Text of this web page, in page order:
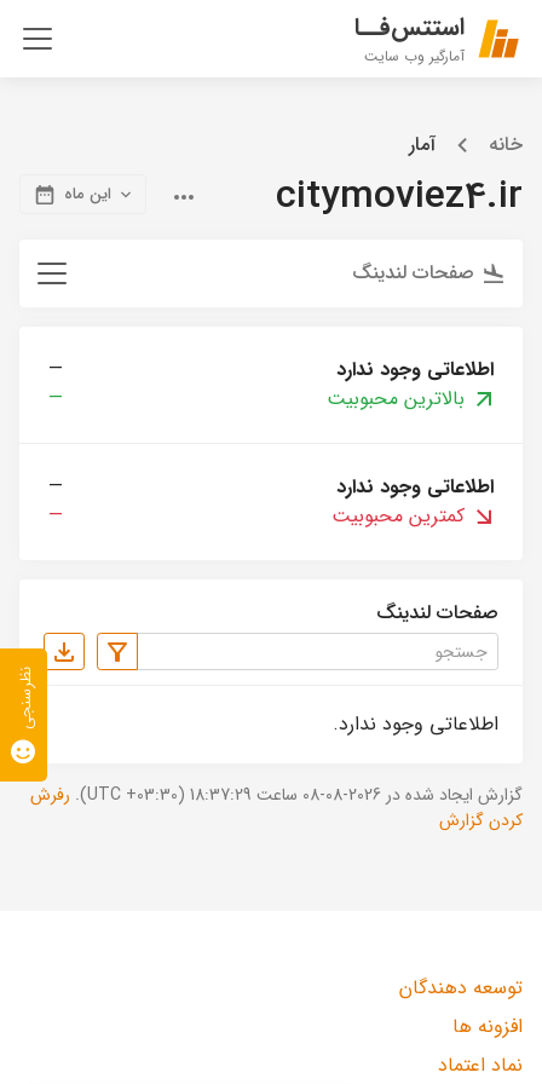
استتس‌فــا
آمارگیر وب سایت
خانه آمار
citymoviez4.ir این ماه
صفحات لندینگ
اطلاعاتی وجود ندارد
—
بالاترین محبوبیت
—
اطلاعاتی وجود ندارد
—
کمترین محبوبیت
—
صفحات لندینگ
اطلاعاتی وجود ندارد.
گزارش ایجاد شده در 2026-08-08 ساعت 18:37:29 (UTC +03:30).
رفرش
کردن گزارش
توسعه دهندگان
افزونه ها
نماد اعتماد
نظرسنجی